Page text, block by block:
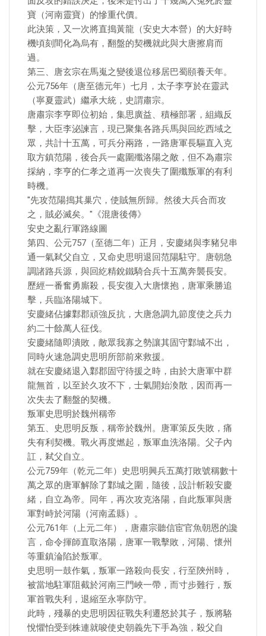
寶（河南靈寶）的慘重代價。
此決策，又一次將直搗黃龍（安史大本營）的大好時
機頃刻間化為烏有，翻盤的契機就此與大唐擦肩而
過。
第三、唐玄宗在馬嵬之變後退位移居巴蜀頤養天年。
公元756年（唐至德元年）七月，太子李亨於在靈武
（寧夏靈武）繼承大統，史謂肅宗。
唐肅宗李亨即位初始，集思廣益、積極部署，組織反
擊，大臣李泌諫言，現已聚集各路兵馬與回紇西域之
眾，共計十五萬，可兵分兩路，一路唐軍長驅直入克
取方鎮范陽，後合兵一處圍殲洛陽之敵，但不為肅宗
採納，李亨的仁孝之道再一次喪失了圍殲叛軍的有利
時機。
"先攻范陽搗其巢穴，使賊無所歸。然後大兵合而攻
之，賊必滅矣。"《混唐後傳》
安史之亂行軍路線圖
第四、公元757（至德二年）正月，安慶緒與李豬兒串
通一氣弒父自立，又命史思明退回范陽駐守。唐朝急
調諸路兵源，與回紇精銳鐵騎合兵十五萬奔襲長安。
歷經一番奮勇廝殺，長安復入大唐懷抱，唐軍乘勝追
擊，兵臨洛陽城下。
安慶緒佔據鄴郡頑強反抗，大唐急調九節度使之兵力
約二十餘萬人征伐。
安慶緒隨即潰敗，敵眾我寡之勢讓其固守鄴城不出，
同時火速急調史思明所部前來救援。
就在安慶緒退入鄴郡固守待援之時，由於大唐軍中群
龍無首，以至於久攻不下，士氣開始渙散，因而再一
次失去了翻盤的契機。
叛軍史思明於魏州稱帝
第五、史思明反叛，稱帝於魏州。唐軍策反失敗，痛
失有利契機。戰火再度燃起，叛軍血洗洛陽。父子內
訌，弒父自立。
公元759年（乾元二年）史思明興兵五萬打敗號稱數十
萬之眾的唐軍解除了鄴城之圍，隨後，設計斬殺安慶
緒，自立為帝。同年，再次攻克洛陽，自此叛軍與唐
軍對峙於河陽（河南孟縣）。
公元761年（上元二年），唐肅宗聽信宦官魚朝恩的讒
言，命令揮師直取洛陽，唐軍一戰擊敗，河陽、懷州
等重鎮淪陷於叛軍。
史思明一鼓作氣，叛軍一路殺向長安，行至陝州時，
被當地駐軍阻截於河南三門峽一帶，而寸步難行，叛
軍首戰失利，退縮至永寧防守。
此時，殘暴的史思明因征戰失利遷怒於其子，叛將駱
悅懼怕受到株連就唆使史朝義先下手為強，殺父自